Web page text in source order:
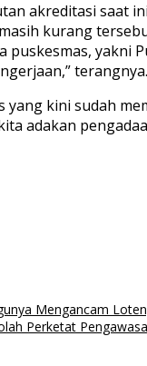
akreditasi saat
kurang
yakni
terangnya.
yang kini sudah
adakan
Mengancam
Perketat